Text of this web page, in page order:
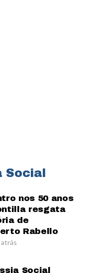
Social
nos 50 anos
resgata
de
Rabello
Social